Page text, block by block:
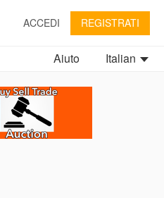
ACCEDI REGISTRATI
Italian
Aiuto